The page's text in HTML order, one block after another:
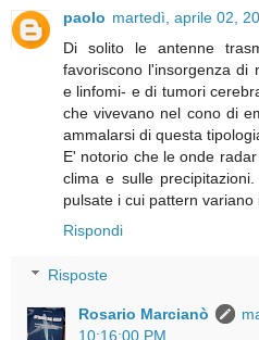
paolo martedì, aprile 02,
Di solito le antenne
favoriscono l'insorgenza di
e linfomi- e di tumori
che vivevano nel cono di
ammalarsi di questa
E' notorio che le onde
clima e sulle
pulsate i cui pattern
Rispondi
Risposte
Rosario Marcianò
10:16:00 PM